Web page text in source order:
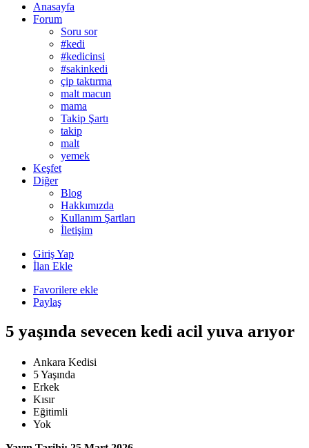
Anasayfa
Forum
Soru sor
#kedi
#kedicinsi
#sakinkedi
çip taktırma
malt macun
mama
Takip Şartı
takip
malt
yemek
Keşfet
Diğer
Blog
Hakkımızda
Kullanım Şartları
İletişim
Giriş Yap
İlan Ekle
Favorilere ekle
Paylaş
5 yaşında sevecen kedi acil yuva arıyor
Ankara Kedisi
5 Yaşında
Erkek
Kısır
Eğitimli
Yok